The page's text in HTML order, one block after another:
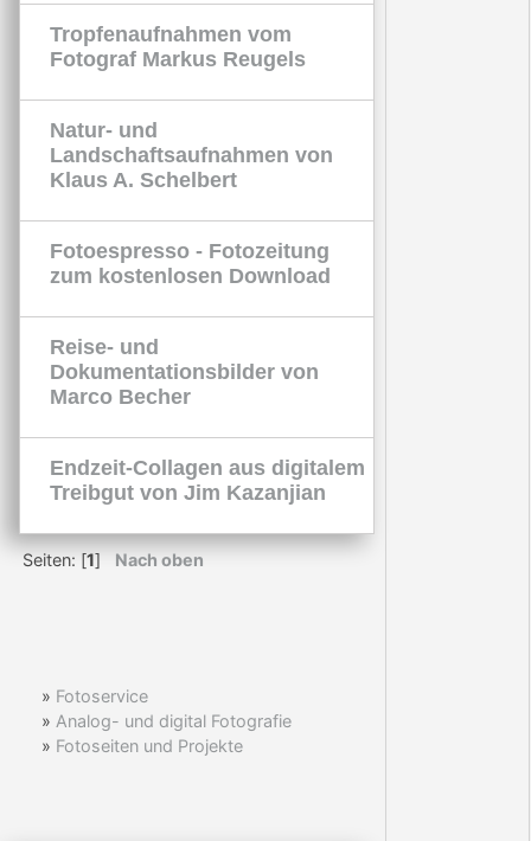
Tropfenaufnahmen vom
Fotograf Markus Reugels
Natur- und
Landschaftsaufnahmen von
Klaus A. Schelbert
Fotoespresso - Fotozeitung
zum kostenlosen Download
Reise- und
Dokumentationsbilder von
Marco Becher
Endzeit-Collagen aus digitalem
Treibgut von Jim Kazanjian
Seiten: [1] Nach oben
» Fotoservice
» Analog- und digital Fotografie
» Fotoseiten und Projekte